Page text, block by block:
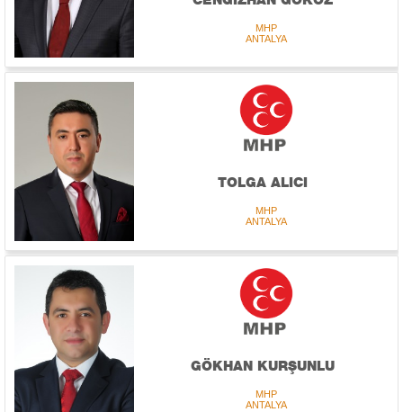
MHP
ANTALYA
TOLGA ALICI
MHP
ANTALYA
GÖKHAN KURŞUNLU
MHP
ANTALYA